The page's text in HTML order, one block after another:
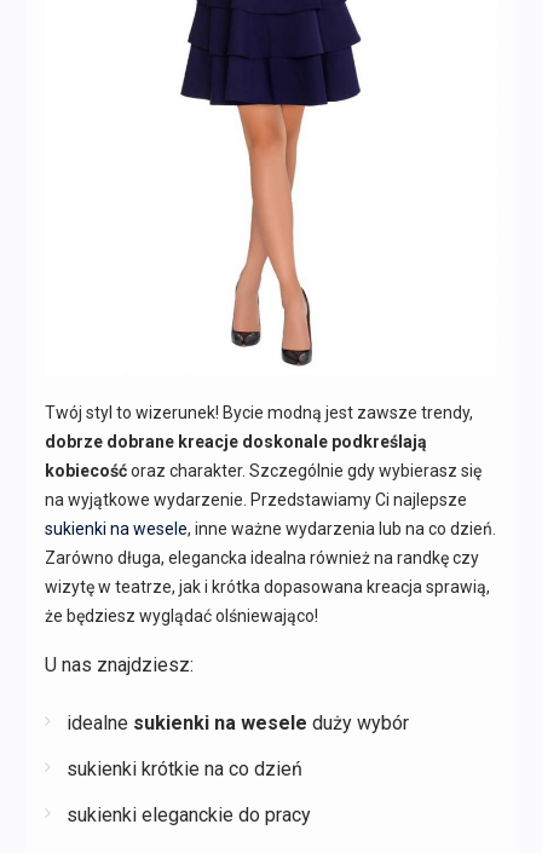
Twój styl to wizerunek! Bycie modną jest zawsze trendy,
dobrze dobrane kreacje doskonale podkreślają
kobiecośćoraz charakter. Szczególnie gdy wybierasz się
na wyjątkowe wydarzenie. Przedstawiamy Ci najlepsze
sukienki na wesele, inne ważne wydarzenia lub na co dzień.
Zarówno długa, elegancka idealna również na randkę czy
wizytę w teatrze, jak i krótka dopasowana kreacja sprawią,
że będziesz wyglądać olśniewająco!
U nas znajdziesz:
idealne sukienki na wesele duży wybór
sukienki krótkie na co dzień
sukienki eleganckie do pracy